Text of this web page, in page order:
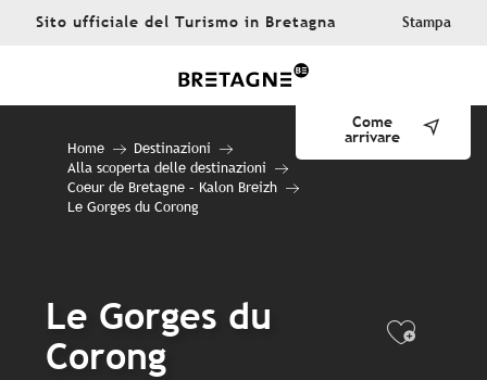
AllerSito ufficiale del Turismo in Bretagna Stampa
Come
arrivare
Home
Destinazioni
Alla scoperta delle destinazioni
Coeur de Bretagne – Kalon Breizh
Le Gorges du Corong
Le Gorges du
Corong